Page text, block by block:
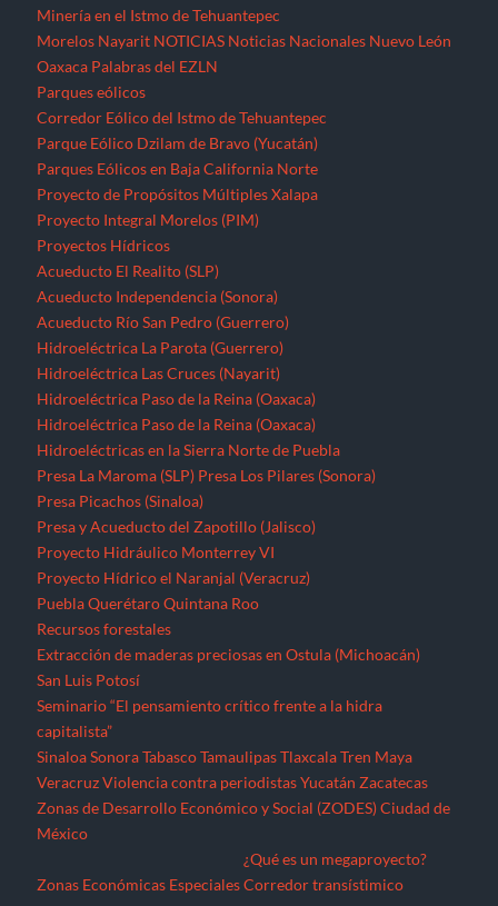
Minería en el Istmo de Tehuantepec
Morelos Nayarit NOTICIAS Noticias Nacionales Nuevo León
Oaxaca Palabras del EZLN
Parques eólicos
Corredor Eólico del Istmo de Tehuantepec
Parque Eólico Dzilam de Bravo (Yucatán)
Parques Eólicos en Baja California Norte
Proyecto de Propósitos Múltiples Xalapa
Proyecto Integral Morelos (PIM)
Proyectos Hídricos
Acueducto El Realito (SLP)
Acueducto Independencia (Sonora)
Acueducto Río San Pedro (Guerrero)
Hidroeléctrica La Parota (Guerrero)
Hidroeléctrica Las Cruces (Nayarit)
Hidroeléctrica Paso de la Reina (Oaxaca)
Hidroeléctrica Paso de la Reina (Oaxaca)
Hidroeléctricas en la Sierra Norte de Puebla
Presa La Maroma (SLP) Presa Los Pilares (Sonora)
Presa Picachos (Sinaloa)
Presa y Acueducto del Zapotillo (Jalisco)
Proyecto Hidráulico Monterrey VI
Proyecto Hídrico el Naranjal (Veracruz)
Puebla Querétaro Quintana Roo
Recursos forestales
Extracción de maderas preciosas en Ostula (Michoacán)
San Luis Potosí
Seminario “El pensamiento crítico frente a la hidra
capitalista”
Sinaloa Sonora Tabasco Tamaulipas Tlaxcala Tren Maya
Veracruz Violencia contra periodistas Yucatán Zacatecas
Zonas de Desarrollo Económico y Social (ZODES) Ciudad de
México
Zonas Económicas Especiales
¿Qué es un megaproyecto?
Corredor transístimico